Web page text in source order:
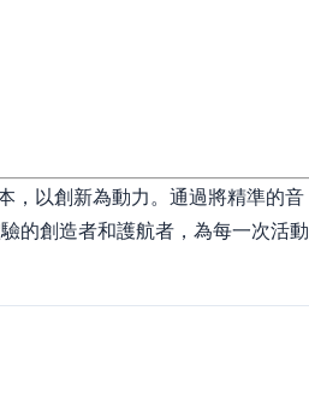
，以創新為動力。通過將精準的音
的創造者和護航者，為每一次活動